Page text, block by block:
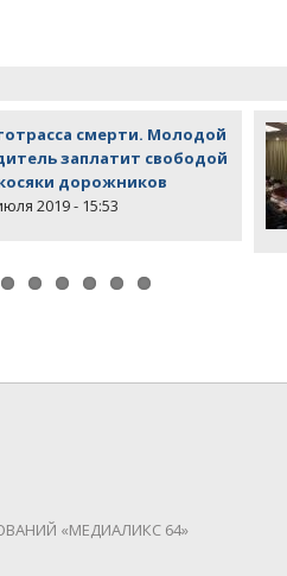
смерти. Молодой
заплатит свободой
дорожников
2019 - 15:53
«МЕДИАЛИКС 64»